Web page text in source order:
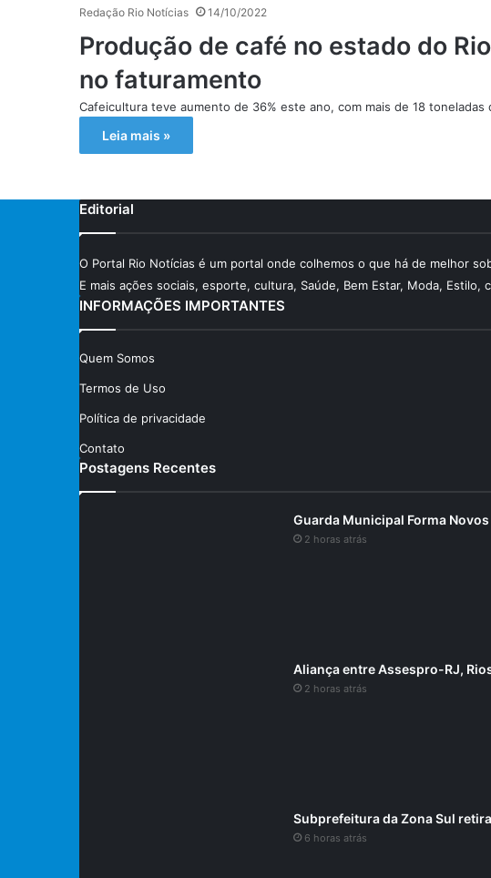
Redação Rio Notícias 14/10/2022
Produção de café no estado do
no faturamento
Cafeicultura teve aumento de 36% este ano, com mais de 18
Leia mais »
Editorial
O Portal Rio Notícias é um portal onde colhemos o que há de melhor
E mais ações sociais, esporte, cultura, Saúde, Bem Estar, Moda,
INFORMAÇÕES IMPORTANTES
Quem Somos
Termos de Uso
Política de privacidade
Contato
Postagens Recentes
Guarda Municipal Forma
2 horas atrás
Aliança entre Assespro-RJ,
2 horas atrás
Subprefeitura da Zona Sul
6 horas atrás